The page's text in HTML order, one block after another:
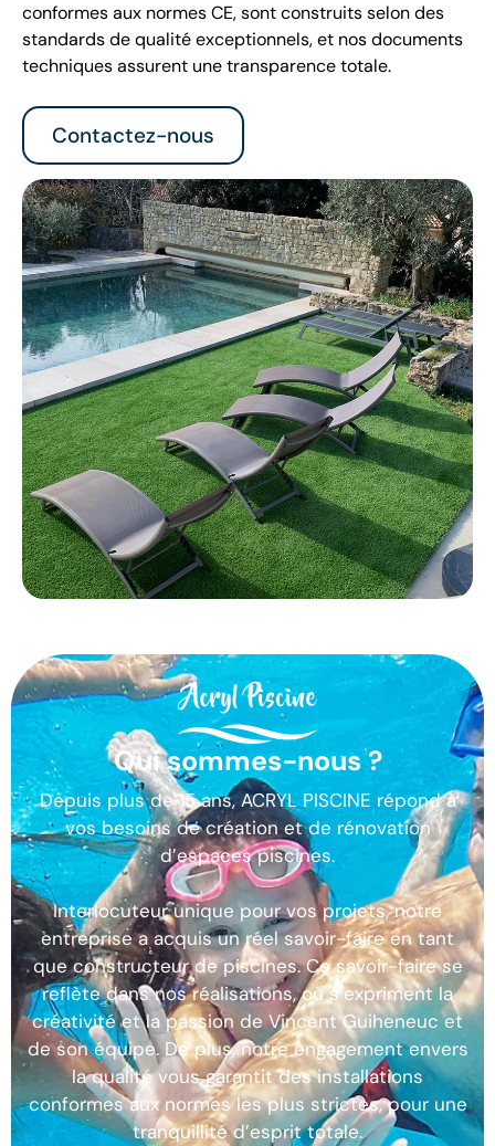
conformes aux normes CE, sont construits selon des
standards de qualité exceptionnels, et nos documents
techniques assurent une transparence totale.
Contactez-nous
Qui sommes-nous ?
Depuis plus de 15 ans, ACRYL PISCINE répond à
vos besoins de création et de rénovation
d’espaces piscines.
Interlocuteur unique pour vos projets, notre
entreprise a acquis un réel savoir-faire en tant
que constructeur de piscines. Ce savoir-faire se
reflète dans nos réalisations, où s’expriment la
créativité et la passion de Vincent Guiheneuc et
de son équipe. De plus, notre engagement envers
la qualité vous garantit des installations
conformes aux normes les plus strictes, pour une
tranquillité d’esprit totale.